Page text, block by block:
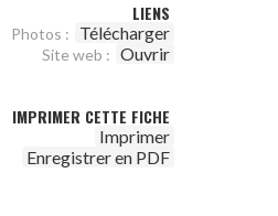
LIENS
Photos : Télécharger
Site web : Ouvrir
IMPRIMER CETTE FICHE
Imprimer
Enregistrer en PDF